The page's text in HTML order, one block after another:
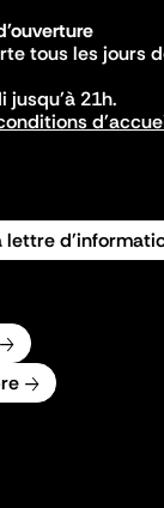
tous les jours
jusqu'à 21h.
lettre